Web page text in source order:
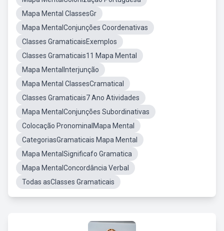
Mapa Mental ClassesGr
Mapa MentalConjunções Coordenativas
Classes GramaticaisExemplos
Classes Gramaticais11 Mapa Mental
Mapa MentalInterjunção
Mapa Mental ClassesCramatical
Classes Gramaticais7 Ano Atividades
Mapa MentalConjunções Subordinativas
Colocação PronominalMapa Mental
CategoriasGramaticais Mapa Mental
Mapa MentalSignificafo Gramatica
Mapa MentalConcordância Verbal
Todas asClasses Gramaticais